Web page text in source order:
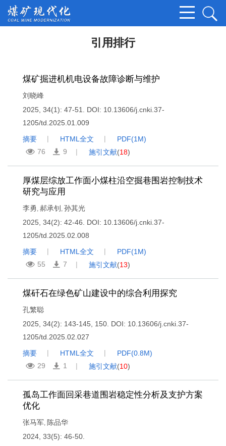
引用排行
煤矿掘进机机电设备故障诊断与维护
刘晓峰
2025, 34(1): 47-51.
DOI: 10.13606/j.cnki.37-
1205/td.2025.01.009
摘要
HTML全文 PDF(1M)
施引文献(18)
76 9
厚煤层综放工作面小煤柱沿空掘巷围岩控制技术
研究与应用
李勇, 郝承钊, 孙其光
2025, 34(2): 42-46.
DOI: 10.13606/j.cnki.37-
1205/td.2025.02.008
摘要
HTML全文 PDF(1M)
施引文献(13)
55 7
煤矸石在绿色矿山建设中的综合利用探究
孔繁聪
2025, 34(2): 143-145, 150. DOI: 10.13606/j.cnki.37-
1205/td.2025.02.027
摘要
HTML全文 PDF(0.8M)
施引文献(10)
29 1
孤岛工作面回采巷道围岩稳定性分析及支护方案
优化
张马军, 陈品华
2024, 33(5): 46-50.